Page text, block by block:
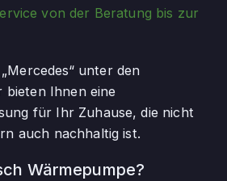
von der Beratung bis zur
unter den
bieten Ihnen eine
für Ihr Zuhause, die nicht
auch nachhaltig ist.
Wärmepumpe?